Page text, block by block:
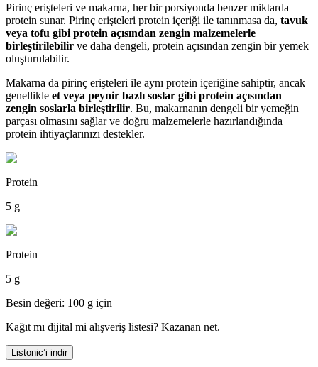
Pirinç erişteleri ve makarna, her bir porsiyonda benzer miktarda
protein sunar. Pirinç erişteleri protein içeriği ile tanınmasa da, tavuk
veya tofu gibi protein açısından zengin malzemelerle
birleştirilebilir ve daha dengeli, protein açısından zengin bir yemek
oluşturulabilir.
Makarna da pirinç erişteleri ile aynı protein içeriğine sahiptir, ancak
genellikle et veya peynir bazlı soslar gibi protein açısından
zengin soslarla birleştirilir. Bu, makarnanın dengeli bir yemeğin
parçası olmasını sağlar ve doğru malzemelerle hazırlandığında
protein ihtiyaçlarınızı destekler.
Protein
5 g
Protein
5 g
Besin değeri: 100 g için
Kağıt mı dijital mi alışveriş listesi? Kazanan net.
Listonic’i indir